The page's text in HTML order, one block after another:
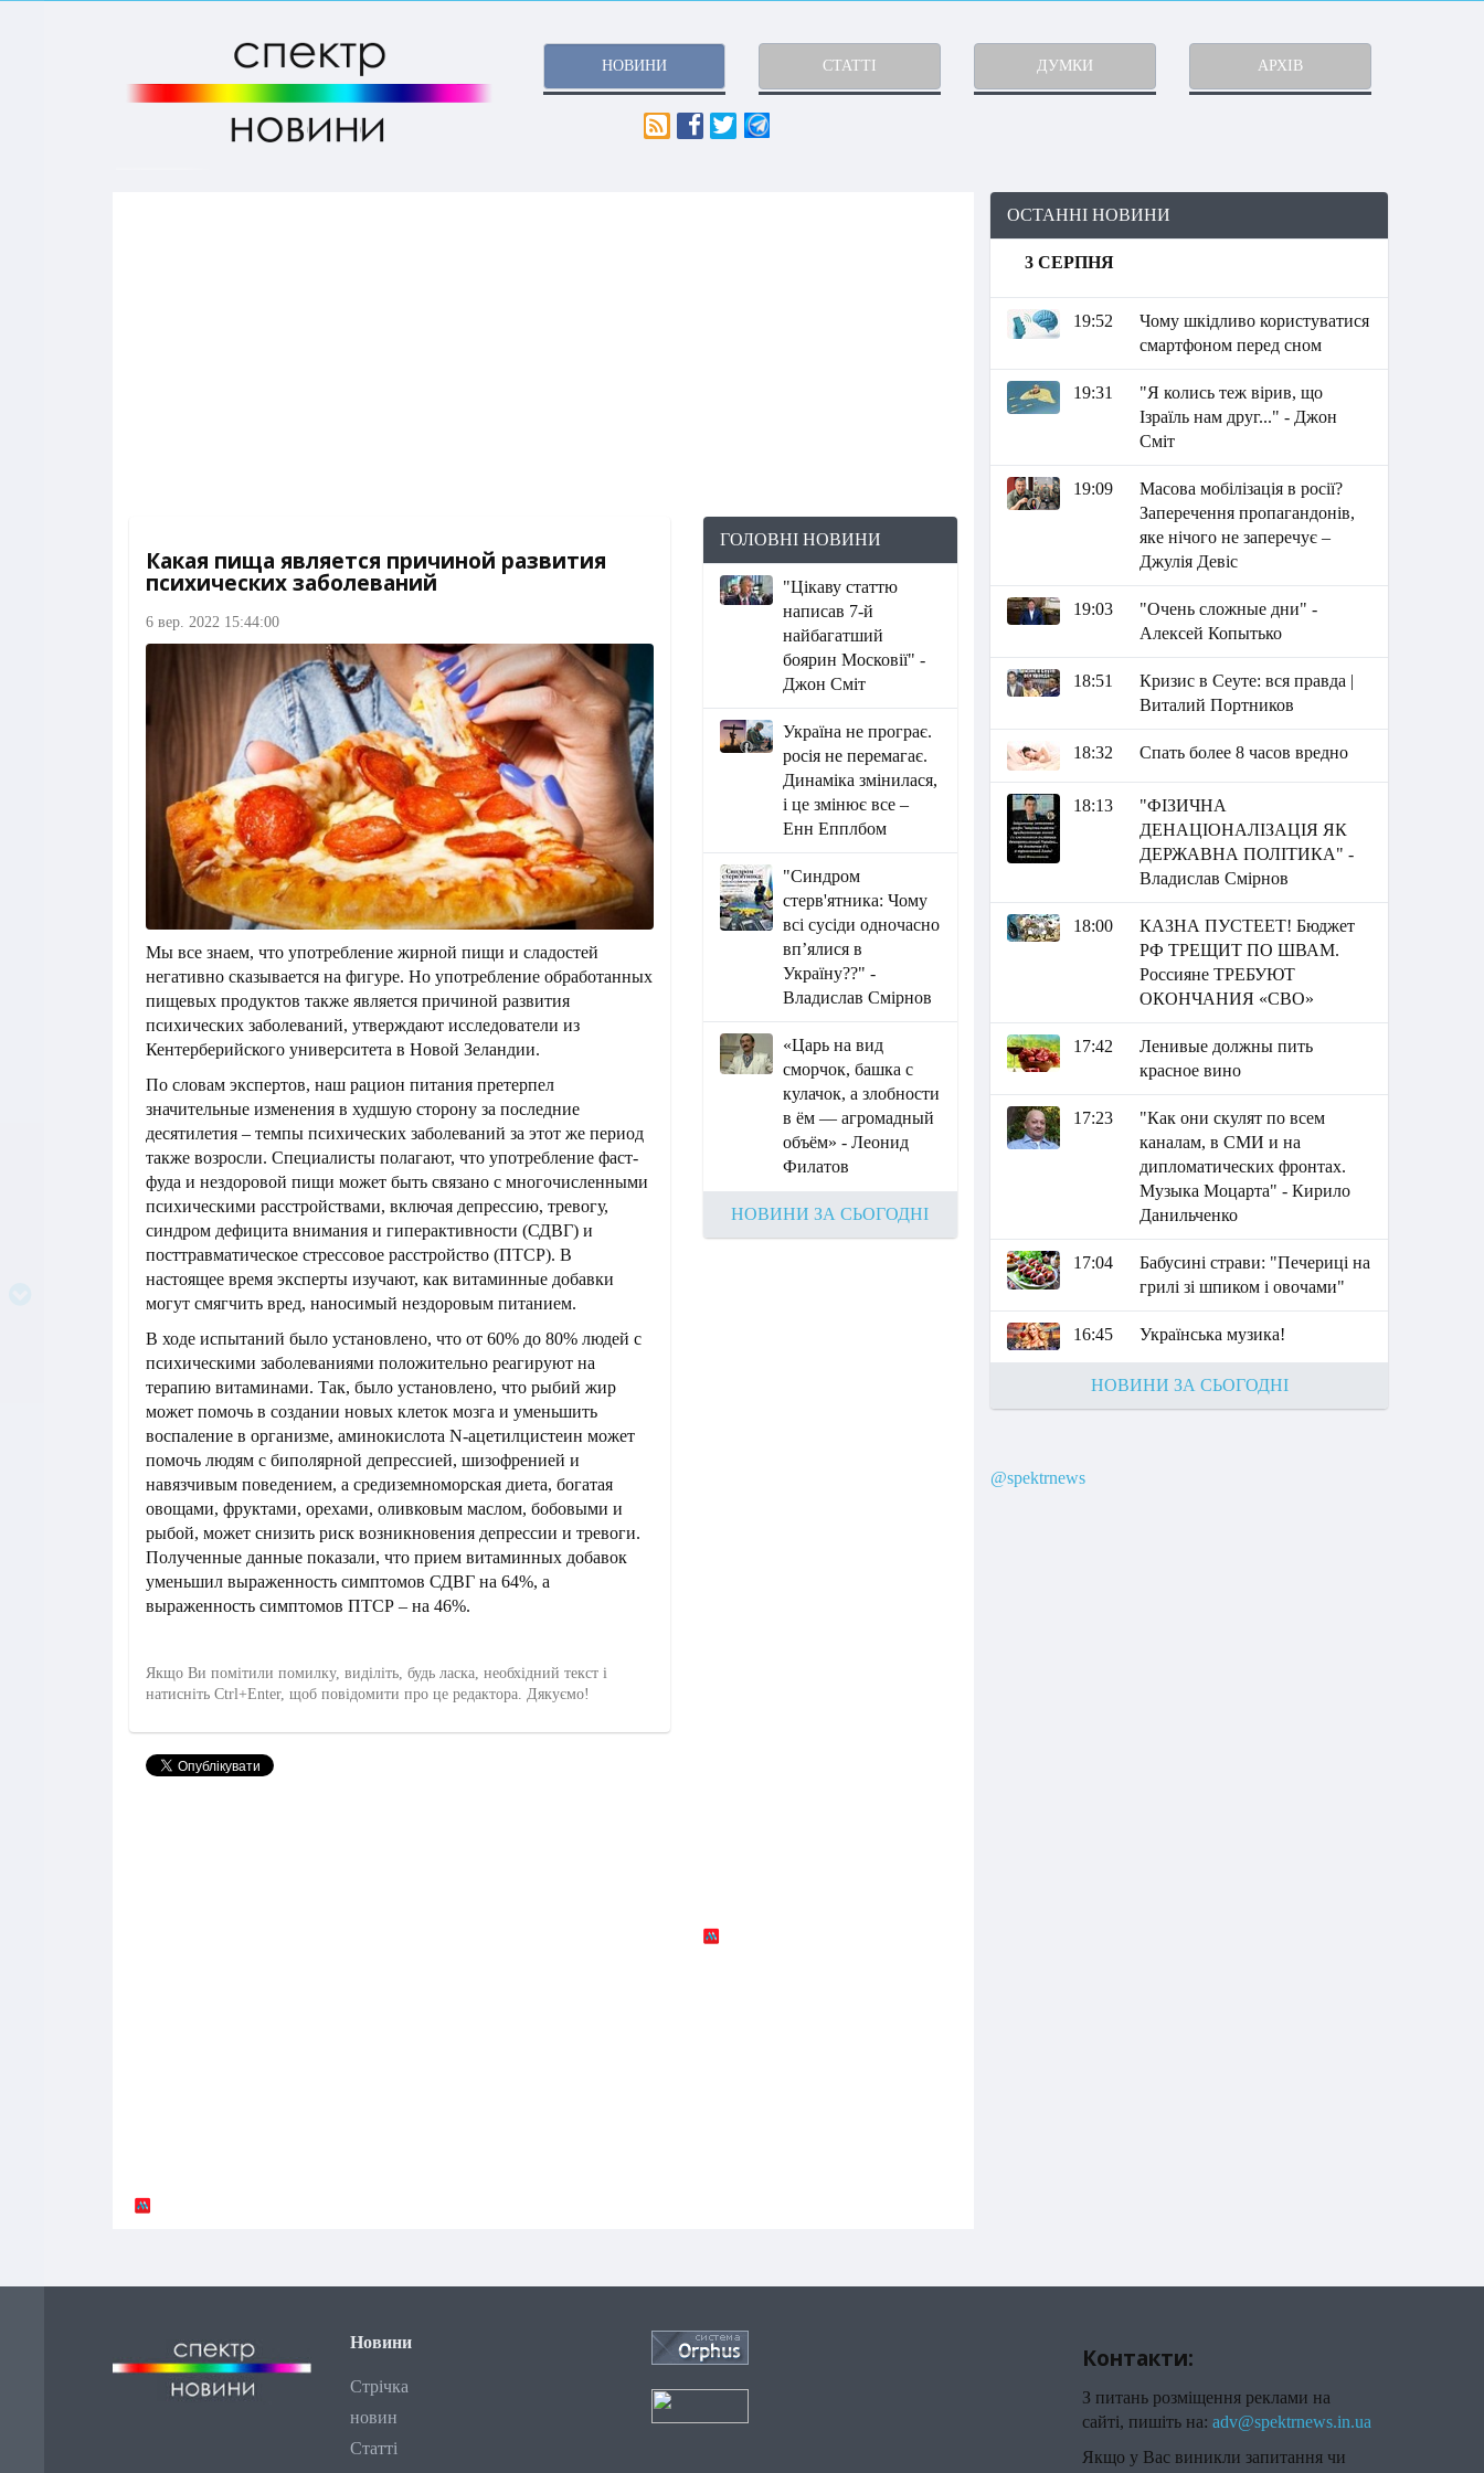
НОВИНИ СТАТТІ ДУМКИ АРХІВ
Какая пища является причиной развития
психических заболеваний
6 вер. 2022 15:44:00
Мы все знаем, что употребление жирной пищи и сладостей
негативно сказывается на фигуре. Но употребление обработанных
пищевых продуктов также является причиной развития
психических заболеваний, утверждают исследователи из
Кентерберийского университета в Новой Зеландии.
По словам экспертов, наш рацион питания претерпел
значительные изменения в худшую сторону за последние
десятилетия – темпы психических заболеваний за этот же период
также возросли. Специалисты полагают, что употребление фаст-
фуда и нездоровой пищи может быть связано с многочисленными
психическими расстройствами, включая депрессию, тревогу,
синдром дефицита внимания и гиперактивности (СДВГ) и
посттравматическое стрессовое расстройство (ПТСР). В
настоящее время эксперты изучают, как витаминные добавки
могут смягчить вред, наносимый нездоровым питанием.
В ходе испытаний было установлено, что от 60% до 80% людей с
психическими заболеваниями положительно реагируют на
терапию витаминами. Так, было установлено, что рыбий жир
может помочь в создании новых клеток мозга и уменьшить
воспаление в организме, аминокислота N-ацетилцистеин может
помочь людям с биполярной депрессией, шизофренией и
навязчивым поведением, а средиземноморская диета, богатая
овощами, фруктами, орехами, оливковым маслом, бобовыми и
рыбой, может снизить риск возникновения депрессии и тревоги.
Полученные данные показали, что прием витаминных добавок
уменьшил выраженность симптомов СДВГ на 64%, а
выраженность симптомов ПТСР – на 46%.
Якщо Ви помітили помилку, виділіть, будь ласка, необхідний текст і
натисніть Ctrl+Enter, щоб повідомити про це редактора. Дякуємо!
ГОЛОВНІ НОВИНИ
"Цікаву статтю
написав 7-й
найбагатший
боярин Московії" -
Джон Сміт
Україна не програє.
росія не перемагає.
Динаміка змінилася,
і це змінює все –
Енн Епплбом
"Синдром
стерв'ятника: Чому
всі сусіди одночасно
вп’ялися в
Україну??" -
Владислав Смірнов
«Царь на вид
сморчок, башка с
кулачок, а злобности
в ём — агромадный
объём» - Леонид
Филатов
НОВИНИ ЗА СЬОГОДНІ
ОСТАННІ НОВИНИ
3 СЕРПНЯ
19:52
Чому шкідливо користуватися
смартфоном перед сном
19:31
"Я колись теж вірив, що
Ізраїль нам друг..." - Джон
Сміт
19:09
Масова мобілізація в росії?
Заперечення пропагандонів,
яке нічого не заперечує –
Джулія Девіс
19:03
"Очень сложные дни" -
Алексей Копытько
18:51
Кризис в Сеуте: вся правда |
Виталий Портников
18:32 Спать более 8 часов вредно
18:13
"ФІЗИЧНА
ДЕНАЦІОНАЛІЗАЦІЯ ЯК
ДЕРЖАВНА ПОЛІТИКА" -
Владислав Смірнов
18:00
КАЗНА ПУСТЕЕТ! Бюджет
РФ ТРЕЩИТ ПО ШВАМ.
Россияне ТРЕБУЮТ
ОКОНЧАНИЯ «СВО»
17:42
Ленивые должны пить
красное вино
17:23
"Как они скулят по всем
каналам, в СМИ и на
дипломатических фронтах.
Музыка Моцарта" - Кирило
Данильченко
17:04
Бабусині страви: "Печериці на
грилі зі шпиком і овочами"
16:45 Українська музика!
НОВИНИ ЗА СЬОГОДНІ
@spektrnews
Новини
Стрічка
новин
Статті
Контакти:
З питань розміщення реклами на
сайті, пишіть на: adv@spektrnews.in.ua
Якщо у Вас виникли запитання чи